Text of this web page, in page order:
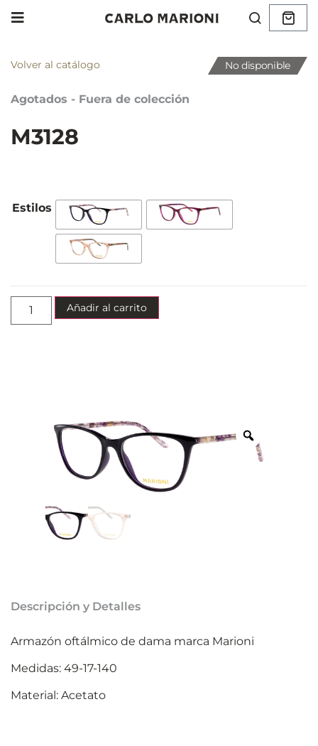
Descripción y Detalles
Armazón oftálmico de dama marca Marioni
Medidas: 49-17-140
Material: Acetato
Volver al catálogo
Agotados - Fuera de colección
M3128
No disponible
Añadir al carrito